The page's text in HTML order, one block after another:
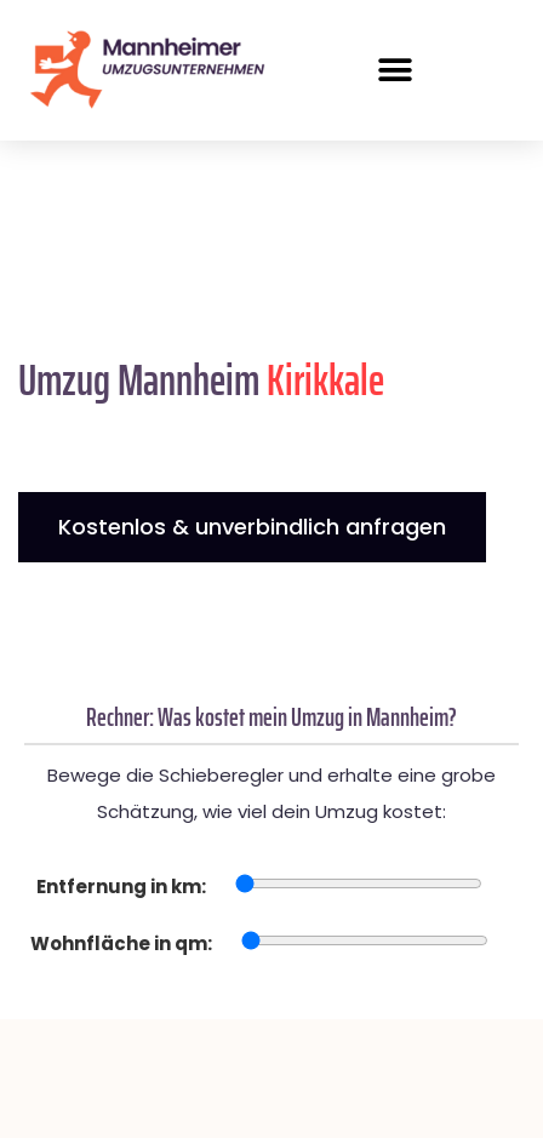
Umzug MannheimKirikkale
Kostenlos & unverbindlich anfragen
Rechner: Was kostet mein Umzug in Mannheim?
Bewege die Schieberegler und erhalte eine grobe
Schätzung, wie viel dein Umzug kostet:
Entfernung in km:
Wohnfläche in qm: